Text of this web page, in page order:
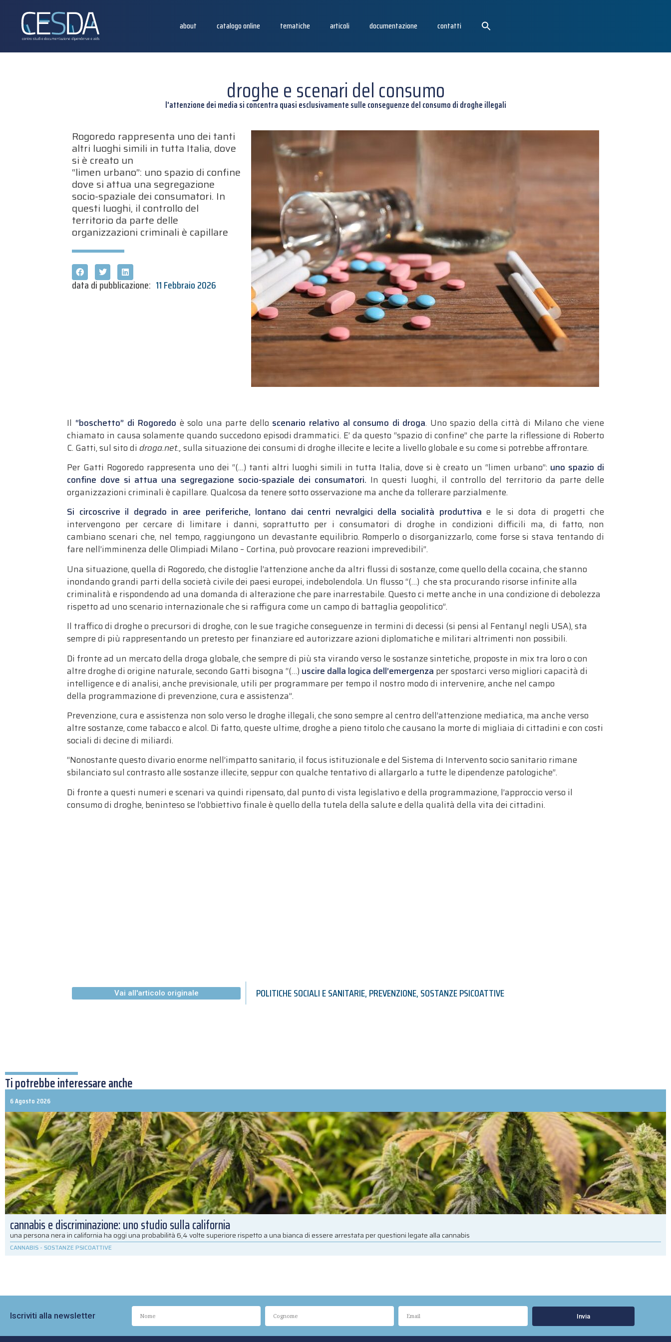
about catalogo online tematiche articoli documentazione contatti
droghe e scenari del consumo
l'attenzione dei media si concentra quasi esclusivamente sulle conseguenze del consumo di droghe illegali
Rogoredo rappresenta uno dei tanti
altri luoghi simili in tutta Italia, dove
si è creato un
“limen urbano”: uno spazio di confine
dove si attua una segregazione
socio-spaziale dei consumatori. In
questi luoghi, il controllo del
territorio da parte delle
organizzazioni criminali è capillare
data di pubblicazione: 11 Febbraio 2026
Il “boschetto” di Rogoredo è solo una parte dello scenario relativo al consumo di droga. Uno spazio della città di Milano che viene
chiamato in causa solamente quando succedono episodi drammatici. E’ da questo “spazio di confine” che parte la riflessione di Roberto
C. Gatti, sul sito didroga.net.,sulla situazione dei consumi di droghe illecite e lecite a livello globale e su come si potrebbe affrontare.
Per Gatti Rogoredo rappresenta uno dei “(…) tanti altri luoghi simili in tutta Italia, dove si è creato un “limen urbano”: uno spazio di
confine dove si attua una segregazione socio-spaziale dei consumatori. In questi luoghi, il controllo del territorio da parte delle
organizzazioni criminali è capillare. Qualcosa da tenere sottoosservazione ma anche da tollerare parzialmente.
Si circoscrive il degrado in aree periferiche, lontano dai centri nevralgici della socialità produttiva e le si dota di progetti che
intervengono per cercare di limitare i danni, soprattutto per i consumatori di droghe in condizioni difficili ma, di fatto, non
cambianoscenari che, nel tempo, raggiungono un devastante equilibrio. Romperlo o disorganizzarlo, come forse si stava tentando di
fare nell’imminenza delle Olimpiadi Milano – Cortina, può provocare reazioni imprevedibili”.
Una situazione, quella di Rogoredo, che distoglie l’attenzione anche da altri flussi di sostanze, come quello della cocaina, che stanno
inondando grandi parti della società civile dei paesi europei, indebolendola. Un flusso “(…) che sta procurando risorse infinite alla
criminalitàe rispondendo ad una domanda di alterazione che pare inarrestabile. Questo ci mette anche in una condizione di debolezza
rispetto ad unoscenario internazionalechesi raffigura come un campo di battaglia geopolitico”.
Il traffico di droghe o precursori di droghe, con le sue tragiche conseguenze in termini di decessi (si pensi al Fentanyl negli USA), sta
sempre di più rappresentando un pretesto perfinanziare ed autorizzareazioni diplomatiche e militari altrimenti non possibili.
Di fronte ad un mercato della droga globale, che sempre di più sta virando verso lesostanze sintetiche, proposte in mix tra loro o con
altre droghe di origine naturale, secondo Gatti bisogna “(…) uscire dalla logica dell’emergenza per spostarci verso migliori capacità di
intelligence e di analisi, anche previsionale, utili per programmare per tempo il nostro modo di intervenire, anche nel campo
della programmazione di prevenzione, cura e assistenza”.
Prevenzione, cura e assistenza non solo verso le droghe illegali, che sono sempre al centro dell’attenzione mediatica, ma anche verso
altre sostanze, come tabacco e alcol. Di fatto, queste ultime, droghe a pieno titolo che causano la morte di migliaia di cittadini e con costi
sociali di decine di miliardi.
“Nonostante questo divario enorme nell’impatto sanitario, il focus istituzionalee del Sistema di Intervento socio sanitario rimane
sbilanciato sul contrasto alle sostanze illecite,seppur con qualche tentativo di allargarlo a tutte le dipendenze patologiche”.
Di fronte a questi numeri e scenari va quindi ripensato, dal punto di vista legislativoe della programmazione, l’approccio verso il
consumo di droghe, beninteso se l’obbiettivo finale è quello della tutela della salute e della qualità della vita dei cittadini.
Vai all'articolo originale POLITICHE SOCIALI E SANITARIE,PREVENZIONE,SOSTANZE PSICOATTIVE
Ti potrebbe interessare anche
6 Agosto 2026
cannabis e discriminazione: uno studio sulla california
una persona nera in california ha oggi una probabilità 6,4 volte superiore rispetto a una bianca di essere arrestata per questioni legate alla cannabis
CANNABIS - SOSTANZE PSICOATTIVE
Iscriviti alla newsletter Invia